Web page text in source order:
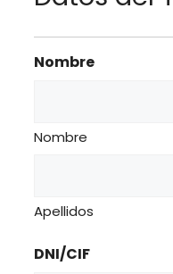
Nombre
Nombre
Apellidos
DNI/CIF